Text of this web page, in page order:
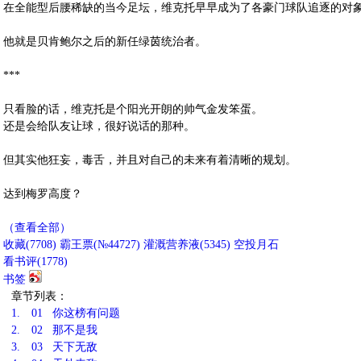
在全能型后腰稀缺的当今足坛，维克托早早成为了各豪门球队追逐的对
他就是贝肯鲍尔之后的新任绿茵统治者。
***
只看脸的话，维克托是个阳光开朗的帅气金发笨蛋。
还是会给队友让球，很好说话的那种。
但其实他狂妄，毒舌，并且对自己的未来有着清晰的规划。
达到梅罗高度？
（查看全部）
收藏(7708) 霸王票(№44727) 灌溉营养液(5345) 空投月石
看书评(1778)
书签
章节列表：
1.
01 你这榜有问题
2.
02 那不是我
3.
03 天下无敌